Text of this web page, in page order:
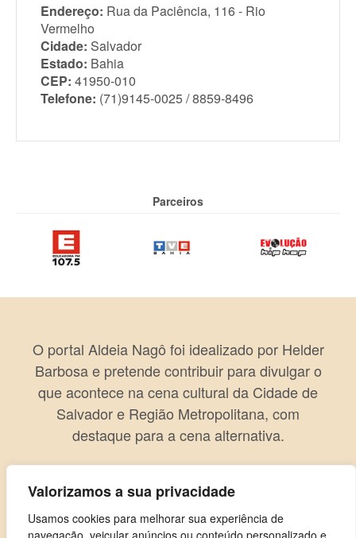
Valorizamos a sua privacidade
Usamos cookies para melhorar sua experiência de
navegação, veicular anúncios ou conteúdo personalizado e
Endereço: Rua da Paciência, 116 - Rio
Vermelho
Cidade: Salvador
Estado: Bahia
CEP: 41950-010
Telefone: (71)9145-0025 / 8859-8496
Parceiros
O portal Aldeia Nagô foi idealizado por Helder
Barbosa e pretende contribuir para divulgar o
que acontece na cena cultural da Cidade de
Salvador e Região Metropolitana, com
destaque para a cena alternativa.